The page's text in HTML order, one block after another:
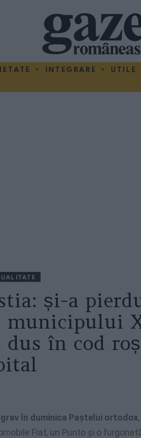
INTEGRARE UTILE
și-a
municipului
dus în cod
în duminica Paștelui ortodox
Fiat, un Punto și o